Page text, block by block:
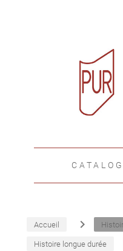
Accueil navigate_next
Histoire longue durée